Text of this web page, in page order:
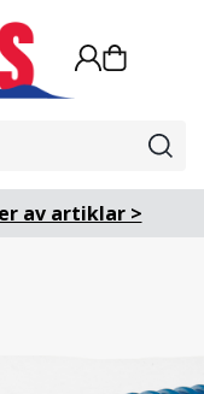
av artiklar >